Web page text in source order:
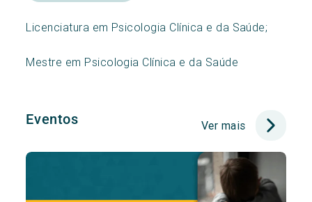
Licenciatura em Psicologia Clínica e da Saúde;
Mestre em Psicologia Clínica e da Saúde
Eventos Ver mais